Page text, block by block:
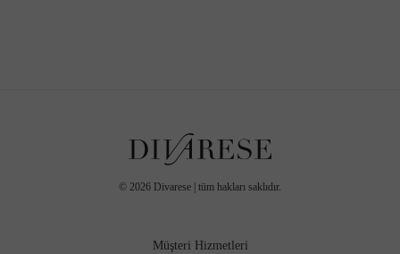
© 2026 Divarese | tüm hakları saklıdır.
Müşteri Hizmetleri